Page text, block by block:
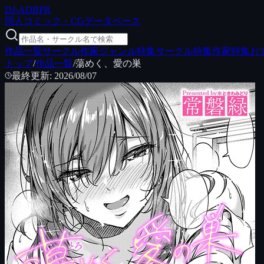
DJ-ADBPR
同人コミック・CGデータベース
作品一覧サークル作家ジャンル特集サークル特集作家特集お
トップ/作品一覧/蕩めく、愛の巣
最終更新: 2026/08/07